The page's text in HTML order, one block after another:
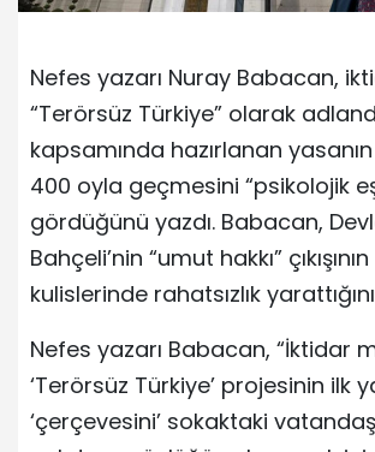
Nefes yazarı Nuray Babacan,
“Terörsüz Türkiye” olarak
kapsamında hazırlanan
400 oyla geçmesini “psikolojik
gördüğünü yazdı. Babacan,
Bahçeli’nin “umut hakkı”
kulislerinde rahatsızlık
Nefes yazarı Babacan, “İktidar
‘Terörsüz Türkiye’ projesinin ilk
‘çerçevesini’ sokaktaki